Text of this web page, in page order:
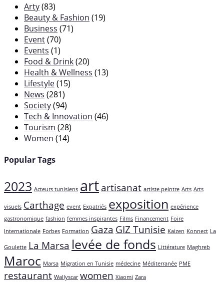
Arty(83)
Beauty & Fashion (19)
Business (71)
Event(70)
Events (1)
Food & Drink(20)
Health & Wellness (13)
Lifestyle(15)
News (281)
Society(94)
Tech & Innovation (46)
Tourism (28)
Women (14)
Popular Tags
2023 Acteurs tunisiens artartisanat artiste peintre Arts Arts
visuels Carthage event Expatriés exposition expérience
gastronomique fashion femmes inspirantes Films Financement Foire
Internationale Forbes Formation Gaza GIZ Tunisie Kaizen Konnect La
Goulette La Marsa levée de fonds Littérature Maghreb
Maroc Marsa Migration en Tunisie médecine Méditerranée PME
restaurant Wallyscar women Xiaomi Zara